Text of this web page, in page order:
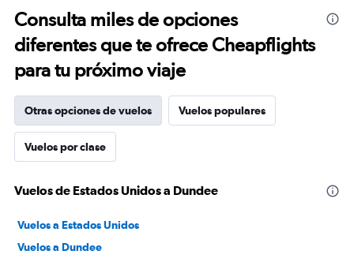
Consulta miles de opciones
diferentes que te ofrece Cheapflights
para tu próximo viaje
Otras opciones de vuelos Vuelos populares
Vuelos por clase
Vuelos de Estados Unidos a Dundee
Vuelos a Estados Unidos
Vuelos a Dundee